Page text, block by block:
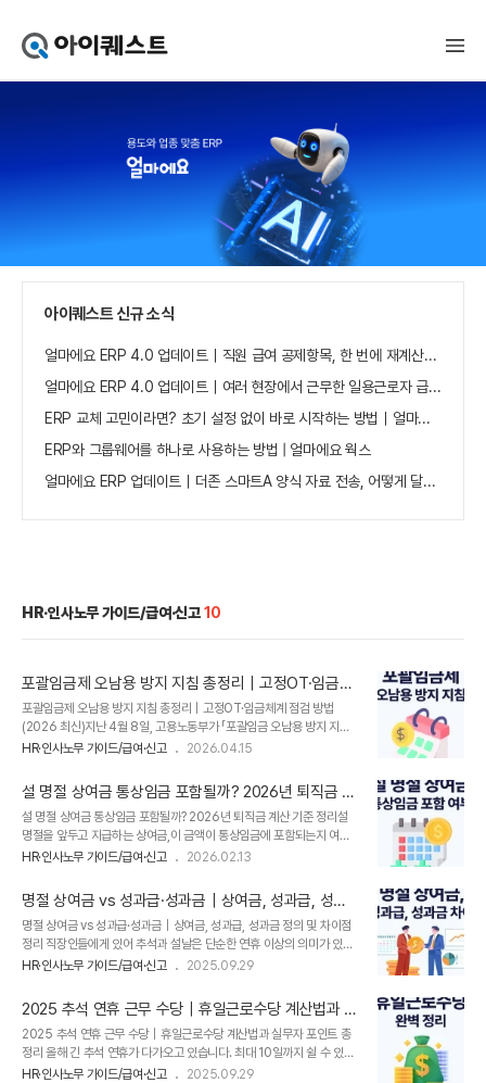
퀘
얼
마
가
기
아이퀘스트 신규 소식
얼마에요 ERP 4.0 업데이트｜직원 급여 공제항목, 한 번에 재계산하세요
얼마에요 ERP 4.0 업데이트｜여러 현장에서 근무한 일용근로자 급여, 현장별로 선택 수집하세요
ERP 교체 고민이라면? 초기 설정 없이 바로 시작하는 방법｜얼마에요 ERP
ERP와 그룹웨어를 하나로 사용하는 방법 | 얼마에요 웍스
얼마에요 ERP 업데이트｜더존 스마트A 양식 자료 전송, 어떻게 달라졌나요?
HR·인사노무 가이드/급여·신고10
포괄임금제 오남용 방지 지침 총정리｜고정OT·임금체
계 점검 방법(2026 최신)
포괄임금제 오남용 방지 지침 총정리｜고정OT·임금체계 점검 방법
(2026 최신)지난 4월 8일, 고용노동부가 「포괄임금 오남용 방지 지도
지침」을 공식 발표했습니다.​이번 지침의 핵심은 명확합니다.👉 “포괄임
에 따라 그동안 관행적으로 운영되던 총액제, 고정 OT제, 정액수당제 등
모든 형태의 포괄임금제가 점검 대상에 포함되었습니다.​즉, 기존에 문제
없이 운영되던 방식이라도이제는 법적 기준에 맞는지 다시 점검해야 하
는 상황입니다.​따라서 오늘은 포괄임금제 오남용 방지 지침의 핵심 내용
과 함께,우리 회사 임금체계를 어떻게 점검해야 하는지 실무 기준으로 정
행 개요지침명 ..
HR·인사노무 가이드/급여·신고 2026.04.15
설 명절 상여금 통상임금 포함될까? 2026년 퇴직금 계
산 기준 정리
설 명절 상여금 통상임금 포함될까? 2026년 퇴직금 계산 기준 정리설
명절을 앞두고 지급하는 상여금,이 금액이 통상임금에 포함되는지 여부
에 따라 퇴직금 액수가 달라질 수 있습니다.​많은 사업장에서 혼선이 발생
금, 통상임금에 포함될까? ✔ 결론부터 말씀드리면2025년 2월 6일 고
용노동부 「통상임금 노사 지도지침」 개정 이후,정기성과 일률성을 충족
하면 통상임금에 포함됩니다.즉, 과거처럼 ‘재직 조건’을 근거로 통상임
금에서 제외하기 어렵습니다.​​과거현재구분정기성+일융성+고정성(3가
지 모두 충족 시 인정)정기성+일률성만 충족되면통상임금 인정핵심'재
금 포함이 변화..
HR·인사노무 가이드/급여·신고 2026.02.13
명절 상여금 vs 성과급·성과금｜상여금, 성과급, 성과
금 정의 및 차이점 정리
명절 상여금 vs 성과급·성과금｜상여금, 성과급, 성과금 정의 및 차이점
정리 직장인들에게 있어 추석과 설날은 단순한 연휴 이상의 의미가 있어
요. 가족과 함께하는 시간도 중요하지만, 많은 근로자가 기대하는 것 중
고민거리가 등장합니다. 명절 상여금은 꼭 줘야 하는지, 상여금이 성과급
이나 성과금과는 무엇이 다른지 헷갈리기 마련입니다. ​실제로 상여금, 성
과급, 성과금은 비슷해 보이지만 지급 목적과 법적 성격에서 차이가 있어
요. 하지만 용어가 비슷하다 보니, 익숙하지 않은 인사담당자분들에게는
어렵게 느껴질 수 있어요.​그래서 오늘은 [디포커스HR]이, 명절 상여금이
HR·인사노무 가이드/급여·신고 2025.09.29
2025 추석 연휴 근무 수당｜휴일근로수당 계산법과 실
무자 포인트 총정리
2025 추석 연휴 근무 수당｜휴일근로수당 계산법과 실무자 포인트 총
정리 올해 긴 추석 연휴가 다가오고 있습니다. 최대 10일까지 쉴 수 있는
황금 휴일 기간으로 꼽히는데요.이에 많은 직장인들이 가족과 함께 보내
HR·인사노무 가이드/급여·신고 2025.09.29